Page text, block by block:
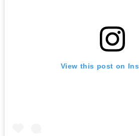
View this post on